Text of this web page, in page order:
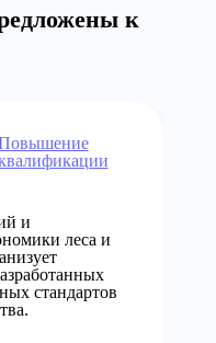
к
и
леса и
стандартов